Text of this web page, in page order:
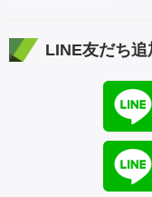
LINE友だち追